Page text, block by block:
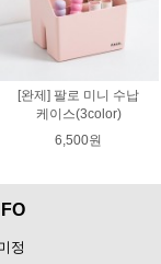
[완제] 팔로 미니 수납
케이스(3color)
6,500원
정